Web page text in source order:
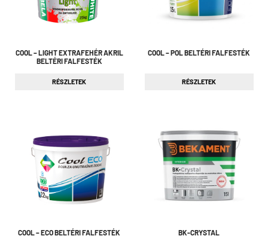
COOL – LIGHT EXTRAFEHÉR AKRIL
BELTÉRI FALFESTÉK
RÉSZLETEK
COOL – POL BELTÉRI FALFESTÉK
RÉSZLETEK
COOL – ECO BELTÉRI FALFESTÉK BK-CRYSTAL